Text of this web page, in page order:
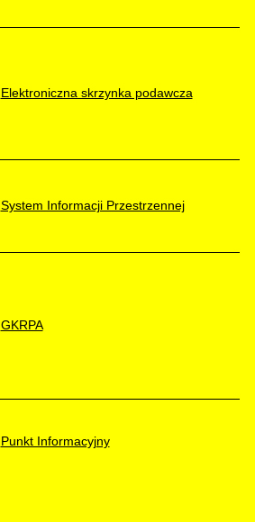
Elektroniczna skrzynka podawcza
System Informacji Przestrzennej
GKRPA
Punkt Informacyjny